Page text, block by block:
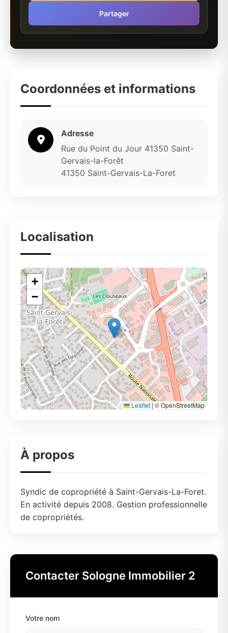
Partager
Coordonnées et informations
Adresse
Rue du Point du Jour 41350 Saint-
Gervais-la-Forêt
41350 Saint-Gervais-La-Foret
Localisation
+
−
Leaflet |© OpenStreetMap
À propos
Syndic de copropriété à Saint-Gervais-La-Foret.
En activité depuis 2008. Gestion professionnelle
de copropriétés.
Contacter Sologne Immobilier 2
Votre nom